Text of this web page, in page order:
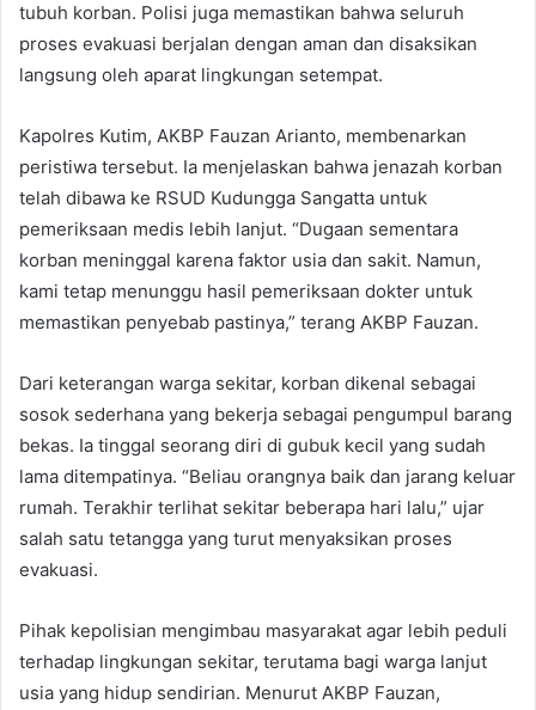
tubuh korban. Polisi juga memastikan bahwa seluruh
proses evakuasi berjalan dengan aman dan disaksikan
langsung oleh aparat lingkungan setempat.
Kapolres Kutim, AKBP Fauzan Arianto, membenarkan
peristiwa tersebut. Ia menjelaskan bahwa jenazah korban
telah dibawa ke RSUD Kudungga Sangatta untuk
pemeriksaan medis lebih lanjut. “Dugaan sementara
korban meninggal karena faktor usia dan sakit. Namun,
kami tetap menunggu hasil pemeriksaan dokter untuk
memastikan penyebab pastinya,” terang AKBP Fauzan.
Dari keterangan warga sekitar, korban dikenal sebagai
sosok sederhana yang bekerja sebagai pengumpul barang
bekas. Ia tinggal seorang diri di gubuk kecil yang sudah
lama ditempatinya. “Beliau orangnya baik dan jarang keluar
rumah. Terakhir terlihat sekitar beberapa hari lalu,” ujar
salah satu tetangga yang turut menyaksikan proses
evakuasi.
Pihak kepolisian mengimbau masyarakat agar lebih peduli
terhadap lingkungan sekitar, terutama bagi warga lanjut
usia yang hidup sendirian. Menurut AKBP Fauzan,